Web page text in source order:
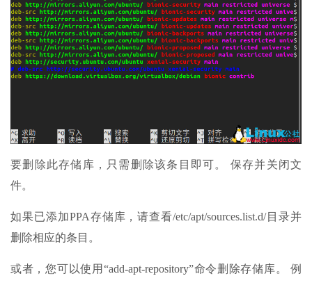
要删除此存储库，只需删除该条目即可。 保存并关闭文
件。
如果已添加PPA存储库，请查看/etc/apt/sources.list.d/目录并
删除相应的条目。
或者，您可以使用“add-apt-repository”命令删除存储库。 例